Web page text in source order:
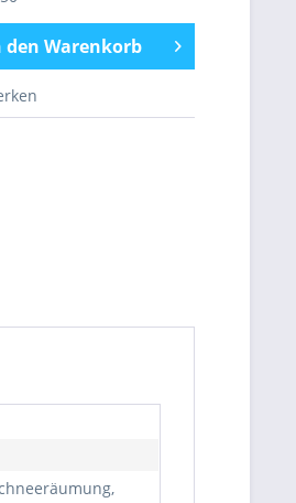
den Warenkorb